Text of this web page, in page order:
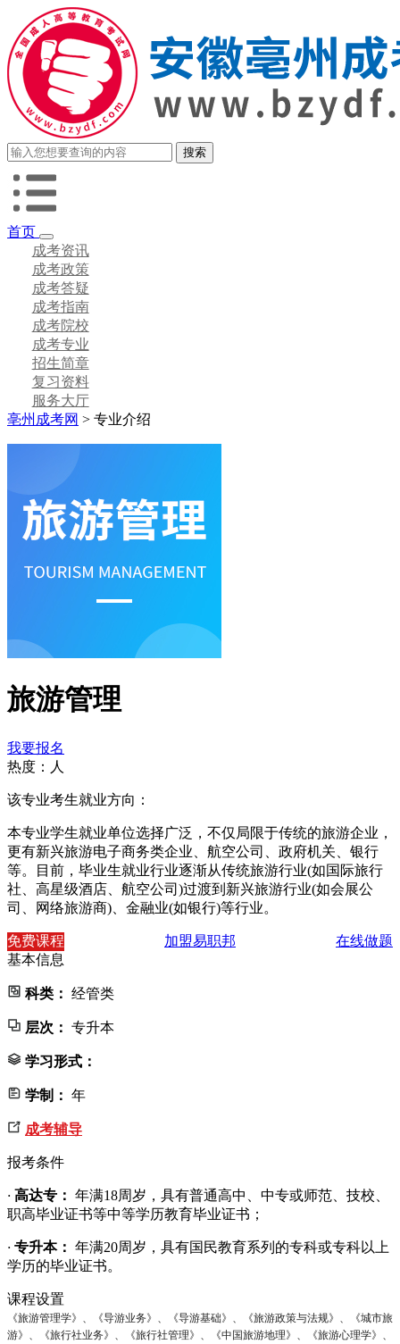
首页
成考资讯
成考政策
成考答疑
成考指南
成考院校
成考专业
招生简章
复习资料
服务大厅
亳州成考网 > 专业介绍
旅游管理
我要报名
热度： 人
该专业考生就业方向：
本专业学生就业单位选择广泛，不仅局限于传统的旅游企业，
更有新兴旅游电子商务类企业、航空公司、政府机关、银行
等。目前，毕业生就业行业逐渐从传统旅游行业(如国际旅行
社、高星级酒店、航空公司)过渡到新兴旅游行业(如会展公
司、网络旅游商)、金融业(如银行)等行业。
免费课程 加盟易职邦
在线做题
基本信息
科类： 经管类
层次： 专升本
学习形式：
学制： 年
成考辅导
报考条件
· 高达专： 年满18周岁，具有普通高中、中专或师范、技校、
职高毕业证书等中等学历教育毕业证书；
· 专升本： 年满20周岁，具有国民教育系列的专科或专科以上
学历的毕业证书。
课程设置
《旅游管理学》、《导游业务》、《导游基础》、《旅游政策与法规》、《城市旅
游》、《旅行社业务》、《旅行社管理》、《中国旅游地理》、《旅游心理学》、